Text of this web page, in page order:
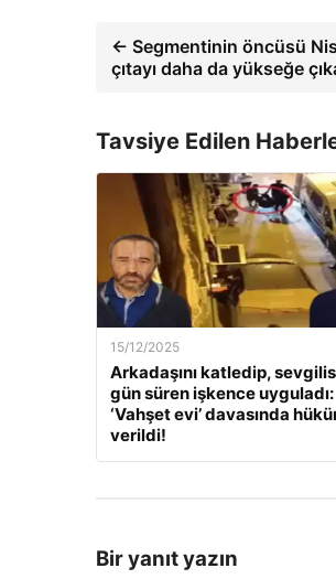
← Segmentinin öncüsü
çıtayı daha da yükseğe
Tavsiye Edilen
15/12/2025
Arkadaşını katledip,
gün süren işkence uyguladı:
‘Vahşet evi’ davasında
verildi!
Bir yanıt yazın